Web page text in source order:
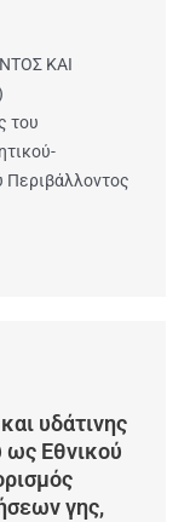
ΚΑΙ
του
Περιβάλλοντος
υδάτινης
ως Εθνικού
γης,